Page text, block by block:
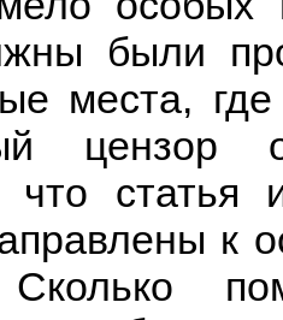
были
места,
что
к
Сколько